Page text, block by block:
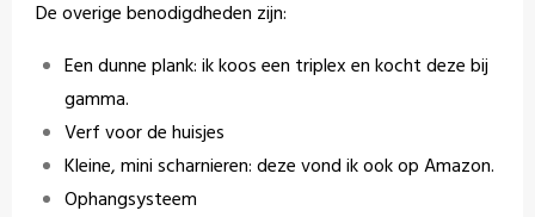
De overige benodigdheden zijn:
Een dunne plank: ik koos een triplex en kocht deze bij
gamma.
Verf voor de huisjes
Kleine, mini scharnieren: deze vond ik ook op Amazon.
Ophangsysteem